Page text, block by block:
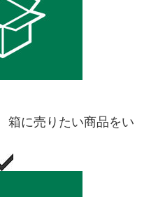
箱に売りたい商品をい